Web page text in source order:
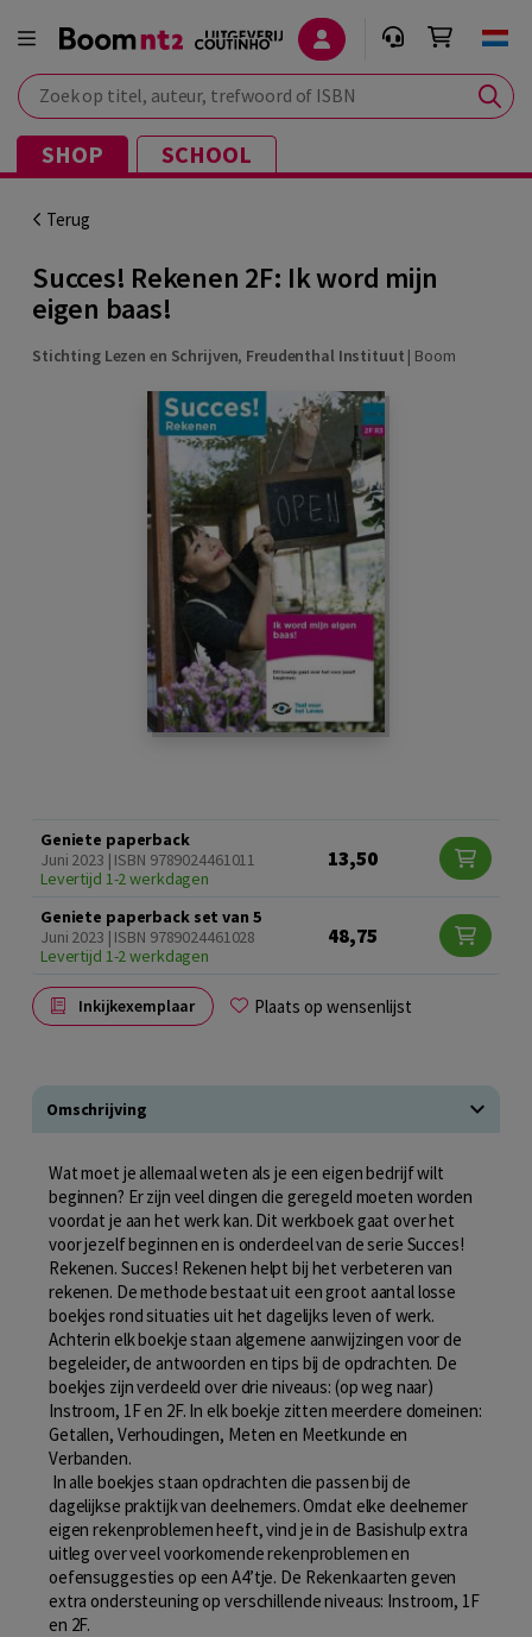
Zoek op titel, auteur, trefwoord of ISBN
SHOP SCHOOL
Terug
Succes! Rekenen 2F: Ik word mijn
eigen baas!
Stichting Lezen en Schrijven, Freudenthal Instituut | Boom
Geniete paperback
Juni 2023 | ISBN 9789024461011
Levertijd 1-2 werkdagen
13,50
Geniete paperback set van 5
Juni 2023 | ISBN 9789024461028
Levertijd 1-2 werkdagen
48,75
Inkijkexemplaar Plaats op wensenlijst
Omschrijving
Wat moet je allemaal weten als je een eigen bedrijf wilt
beginnen? Er zijn veel dingen die geregeld moeten worden
voordat je aan het werk kan. Dit werkboek gaat over het
voor jezelf beginnen en is onderdeel van de serie Succes!
Rekenen. Succes! Rekenen helpt bij het verbeteren van
rekenen. De methode bestaat uit een groot aantal losse
boekjes rond situaties uit het dagelijks leven of werk.
Achterin elk boekje staan algemene aanwijzingen voor de
begeleider, de antwoorden en tips bij de opdrachten. De
boekjes zijn verdeeld over drie niveaus: (op weg naar)
Instroom, 1F en 2F. In elk boekje zitten meerdere domeinen:
Getallen, Verhoudingen, Meten en Meetkunde en
Verbanden.
In alle boekjes staan opdrachten die passen bij de
dagelijkse praktijk van deelnemers. Omdat elke deelnemer
eigen rekenproblemen heeft, vind je in de Basishulp extra
uitleg over veel voorkomende rekenproblemen en
oefensuggesties op een A4’tje. De Rekenkaarten geven
extra ondersteuning op verschillende niveaus: Instroom, 1F
en 2F.